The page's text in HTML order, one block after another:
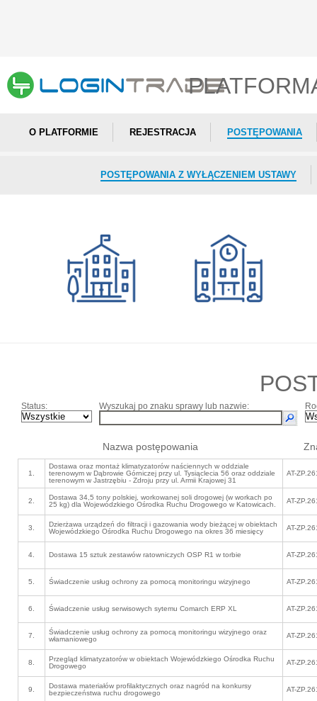
O PLATFORMIE REJESTRACJA POSTĘPOWANIA
POSTĘPOWANIA Z WYŁĄCZENIEM USTAWY
Status: Wyszukaj po znaku sprawy lub nazwie:
Nazwa postępowania
1.
Dostawa oraz montaż klimatyzatorów naściennych w oddziale
terenowym w Dąbrowie Górniczej przy ul. Tysiąclecia 56 oraz oddziale
terenowym w Jastrzębiu - Zdroju przy ul. Armii Krajowej 31
AT-
2.
Dostawa 34,5 tony polskiej, workowanej soli drogowej (w workach po
25 kg) dla Wojewódzkiego Ośrodka Ruchu Drogowego w Katowicach.
AT-
3.
Dzierżawa urządzeń do filtracji i gazowania wody bieżącej w obiektach
Wojewódzkiego Ośrodka Ruchu Drogowego na okres 36 miesięcy
AT-
4. Dostawa 15 sztuk zestawów ratowniczych OSP R1 w torbie AT-
5. Świadczenie usług ochrony za pomocą monitoringu wizyjnego AT-
6. Świadczenie usług serwisowych sytemu Comarch ERP XL AT-
7.
Świadczenie usług ochrony za pomocą monitoringu wizyjnego oraz
włamaniowego
AT-
8.
Przegląd klimatyzatorów w obiektach Wojewódzkiego Ośrodka Ruchu
Drogowego
AT-
9.
Dostawa materiałów profilaktycznych oraz nagród na konkursy
bezpieczeństwa ruchu drogowego
AT-